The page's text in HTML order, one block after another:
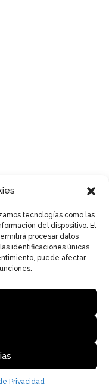
tecnologías como las
del dispositivo. El
procesar datos
identificaciones únicas
puede afectar
Privacidad
Valenciana | Diseño